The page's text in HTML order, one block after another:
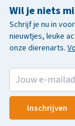
Wil je niets
Schrijf je nu in
nieuwtjes, leuke
onze dierenarts.
Inschrijven